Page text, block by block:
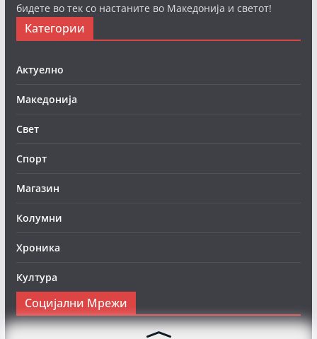
бидете во тек со настаните во Македонија и светот!
Категории
Актуелно
Македонија
Свет
Спорт
Магазин
Колумни
Хроника
Култура
Социјални Мрежи